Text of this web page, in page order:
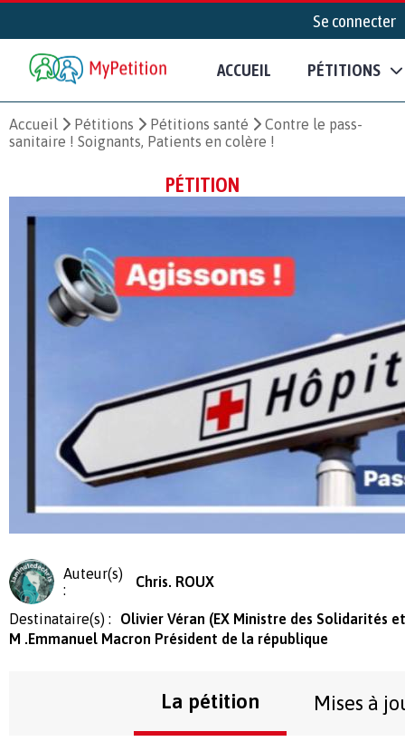
Se connecter
ACCUEIL PÉTITIONS
Accueil Pétitions Pétitions santé
Contre le pass-
sanitaire ! Soignants, Patients en colère !
PÉTITION
Auteur(s)
:
Chris. ROUX
Destinataire(s) :
Olivier Véran (EX Ministre des Solidarités
M .Emmanuel Macron Président de la république
La pétition Mises à